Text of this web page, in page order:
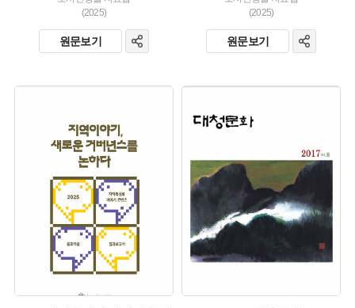
(2025)
원문보기
(2025)
원문보기
소장 :